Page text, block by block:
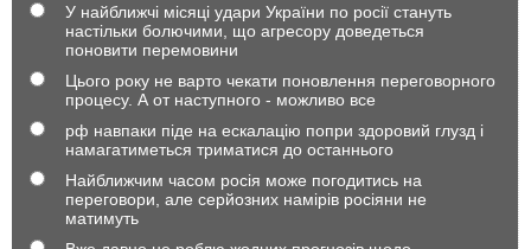
У найближчі місяці удари України по росії стануть
настільки болючими, що агресору доведеться
поновити перемовини
Цього року не варто чекати поновлення переговорного
процесу. А от наступного - можливо все
рф навпаки піде на ескалацію попри здоровий глузд і
намагатиметься триматися до останнього
Найближчим часом росія може погодитись на
переговори, але серйозних намірів росіяни не
матимуть